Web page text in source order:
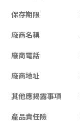
保存期限
廠商名稱
廠商電話
廠商地址
其他應揭露事項
產品責任險